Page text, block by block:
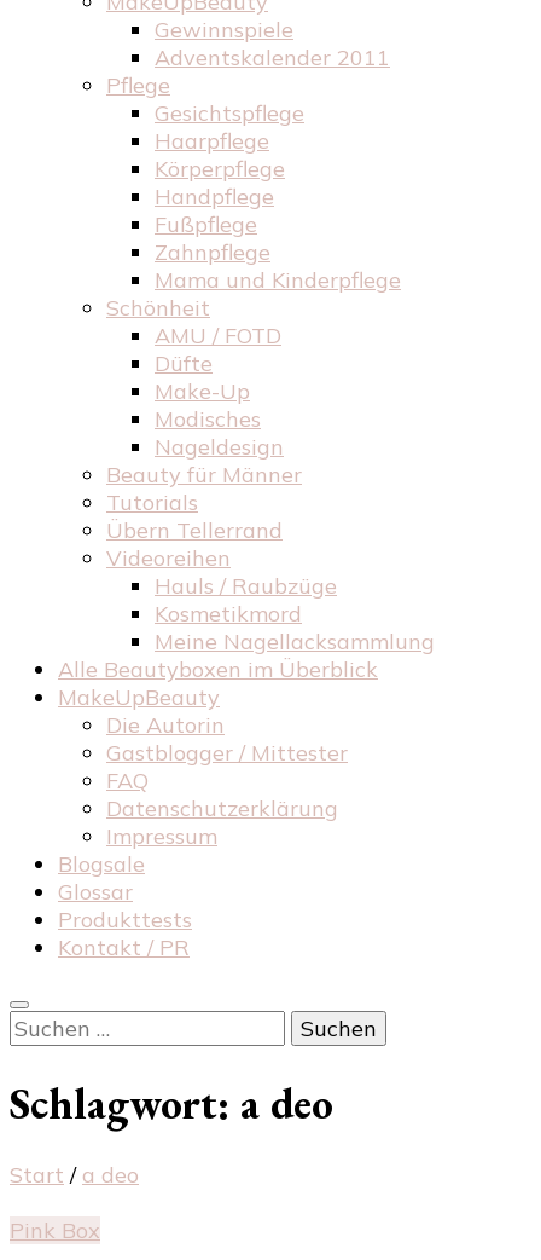
Gewinnspiele
Adventskalender 2011
Pflege
Gesichtspflege
Haarpflege
Körperpflege
Handpflege
Fußpflege
Zahnpflege
Mama und Kinderpflege
Schönheit
AMU / FOTD
Düfte
Make-Up
Modisches
Nageldesign
Beauty für Männer
Tutorials
Übern Tellerrand
Videoreihen
Hauls / Raubzüge
Kosmetikmord
Meine Nagellacksammlung
Alle Beautyboxen im Überblick
MakeUpBeauty
Die Autorin
Gastblogger / Mittester
FAQ
Datenschutzerklärung
Impressum
Blogsale
Glossar
Produkttests
Kontakt / PR
Suchen
nach:
Schlagwort: a deo
Start / a deo
Pink Box